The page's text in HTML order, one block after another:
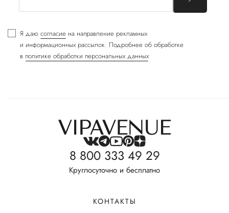
Я даю согласие на направление рекламных
и информационных рассылок. Подробнее об обработке
в политике обработки персональных данных
8 800 333 49 29
Круглосуточно и бесплатно
КОНТАКТЫ